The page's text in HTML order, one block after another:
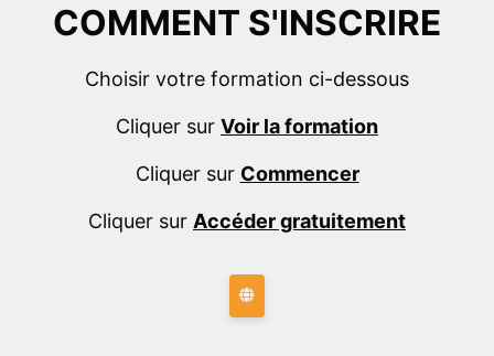
COMMENT S'INSCRIRE
Choisir votre formation ci-dessous
Cliquer sur Voir la formation
Cliquer sur Commencer
Cliquer sur Accéder gratuitement